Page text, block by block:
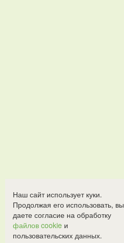
Наш сайт использует куки.
Продолжая его использовать, вы
даете согласие на обработку
файлов cookie и
пользовательских данных.